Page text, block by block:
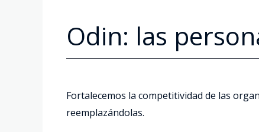
Odin: las
Fortalecemos la competitividad de las
reemplazándolas.